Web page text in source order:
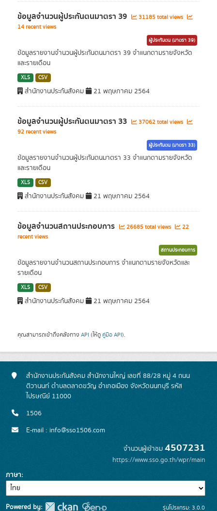
ข้อมูลจำนวนผู้ประกันตนมาตรา 39
31185 total views
14 recent views
ผู้ประกันตน (มาตรา 39)
ข้อมูลรายงานจำนวนผู้ประกันตนมาตรา 39 จำแนกตามรายจังหวัด
และรายเดือน
XLS CSV
สำนักงานประกันสังคม 21 พฤษภาคม 2564
ข้อมูลจำนวนผู้ประกันตนมาตรา 33
37062 total views
92 recent views
ผู้ประกันตน (มาตรา 33)
ข้อมูลรายงานจำนวนผู้ประกันตนมาตรา 33 จำแนกตามรายจังหวัด
และรายเดือน
XLS CSV
สำนักงานประกันสังคม 21 พฤษภาคม 2564
ข้อมูลจำนวนสถานประกอบการ 26685 total views
22
recent views
สถานประกอบการ
ข้อมูลรายงานจำนวนสถานประกอบการ จำแนกตามรายจังหวัดและ
รายเดือน
XLS CSV
สำนักงานประกันสังคม 21 พฤษภาคม 2564
คุณสามารถเข้าถึงคลังทาง API (ให้ดู คู่มือ API).
สำนักงานประกันสังคม สำนักงานใหญ่ เลขที่ 88/28 หมู่ 4 ถนน
ติวานนท์ ตำบลตลาดขวัญ อำเภอเมือง จังหวัดนนทบุรี รหัส
ไปรษณีย์ 11000
1506
E-mail : info@sso1506.com
จำนวนผู้เข้าชม 4507231
https://www.sso.go.th/wpr/main
ภาษา
Powered by: รุ่นโปรแกรม: 3.0.0